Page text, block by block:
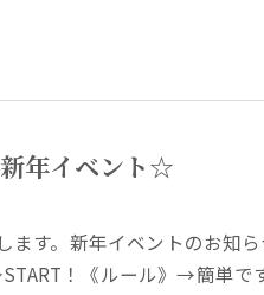
新年イベント☆
す。新年イベントのお知
！《ルール》→簡単で